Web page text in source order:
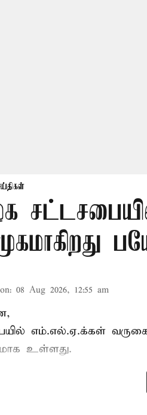
: 08 Aug 2026, 12:55 am
எம்.எல்.ஏ.க்கள்
உள்ளது.